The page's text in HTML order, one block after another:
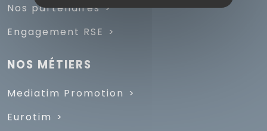
Nos partenaires
Engagement RSE
NOS MÉTIERS
Mediatim Promotion
Eurotim